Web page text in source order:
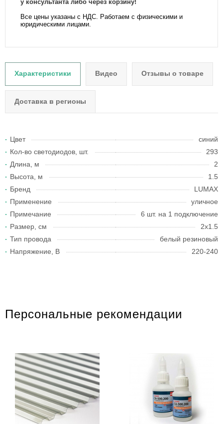
у консультанта либо через корзину!
Все цены указаны с НДС. Работаем с физическими и
юридическими лицами.
Характеристики Видео Отзывы о товаре
Доставка в регионы
Цвет
синий
Кол-во светодиодов, шт.
293
Длина, м
2
Высота, м
1.5
Бренд
LUMAX
Применение
уличное
Примечание
6 шт. на 1 подключение
Размер, см
2x1.5
Тип провода
белый резиновый
Напряжение, В
220-240
Персональные рекомендации